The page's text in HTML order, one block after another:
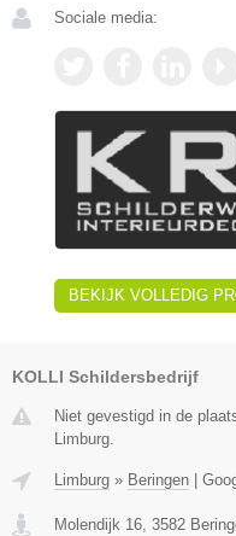
Sociale media:
BEKIJK VOLLEDIG
KOLLI Schildersbedrijf
Niet gevestigd in de
Limburg.
Limburg » Beringen
Molendijk 16, 3582